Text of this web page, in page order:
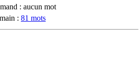
: aucun mot
: 81 mots